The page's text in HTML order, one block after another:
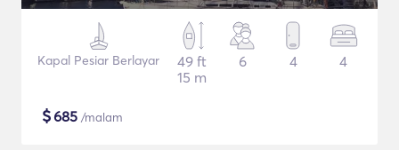
Kapal Pesiar Berlayar
49 ft
15 m
6 4 4
$685 /malam